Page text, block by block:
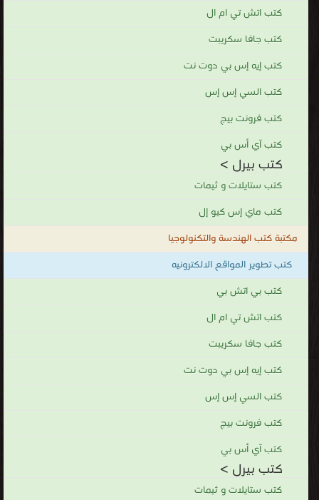
كتب اتش تي ام ال
كتب جافا سكريبت
كتب إيه إس بي دوت نت
كتب السي إس إس
كتب فرونت بيج
كتب آي أس بي
كتب بيرل >
كتب ستايلات و ثيمات
كتب ماي إس كيو إل
مكتبة كتب الهندسة والتكنولوجيا
كتب تطوير المواقع الالكترونيه
كتب بي اتش بي
كتب اتش تي ام ال
كتب جافا سكريبت
كتب إيه إس بي دوت نت
كتب السي إس إس
كتب فرونت بيج
كتب آي أس بي
كتب بيرل >
كتب ستايلات و ثيمات